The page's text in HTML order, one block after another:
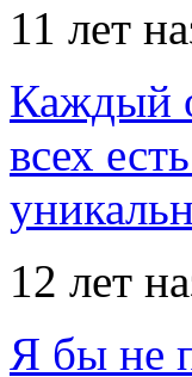
11 лет
Каждый
всех
12 лет
Я бы не